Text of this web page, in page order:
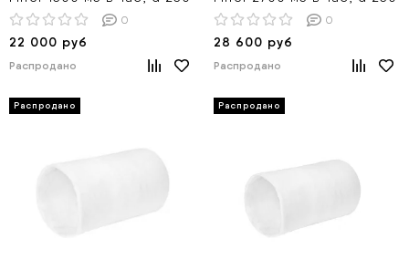
0
22 000 руб
Распродано
0
28 600 руб
Распродано